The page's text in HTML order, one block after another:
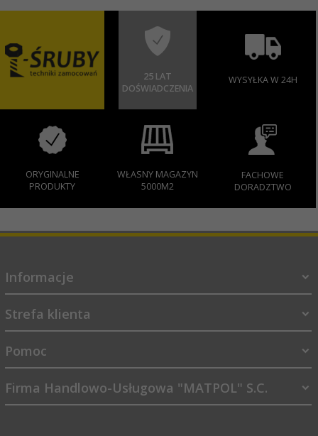
25 LAT
DOŚWIADCZENIA
WYSYŁKA W 24H
ORYGINALNE
PRODUKTY
WŁASNY MAGAZYN
5000M2
FACHOWE
DORADZTWO
Informacje
Strefa klienta
Pomoc
Firma Handlowo-Usługowa "MATPOL" S.C.